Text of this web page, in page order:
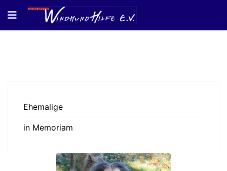
Ehemalige
in Memoriam